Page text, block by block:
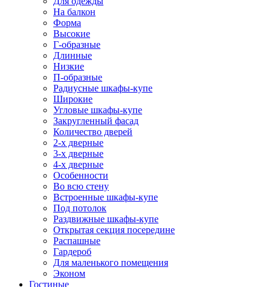
На балкон
Форма
Высокие
Г-образные
Длинные
Низкие
П-образные
Радиусные шкафы-купе
Широкие
Угловые шкафы-купе
Закругленный фасад
Количество дверей
2-х дверные
3-х дверные
4-х дверные
Особенности
Во всю стену
Встроенные шкафы-купе
Под потолок
Раздвижные шкафы-купе
Открытая секция посередине
Распашные
Гардероб
Для маленького помещения
Эконом
Гостиные